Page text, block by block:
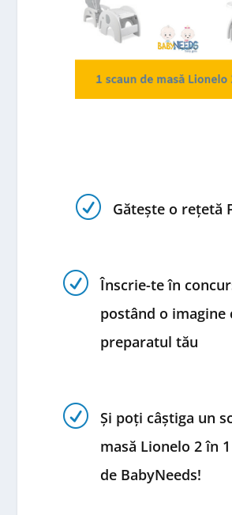
R Gătește o rețetă
R
Înscrie-te în
postând o imagine
preparatul tău
R
Și poți câștiga un
masă Lionelo 2 în
de BabyNeeds!